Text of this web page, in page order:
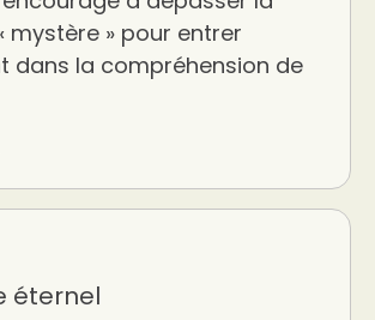
mystère » pour entrer
dans la compréhension de
éternel